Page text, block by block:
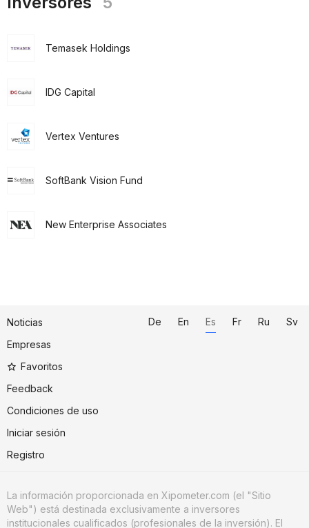
Temasek Holdings
IDG Capital
Vertex Ventures
SoftBank Vision Fund
New Enterprise Associates
Noticias
Empresas
Favoritos
Feedback
Condiciones de uso
Iniciar sesión
Registro
De En Es Fr Ru Sv
La información proporcionada en Xipometer.com (el "Sitio
Web") está destinada exclusivamente a inversores
institucionales cualificados (profesionales de la inversión). El